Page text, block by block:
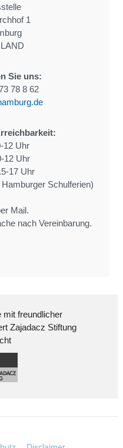
1
Sie uns:
78 8 62
12 Uhr
12 Uhr
17 Uhr
Schulferien)
Mail.
nach Vereinbarung.
mit freundlicher
Zajadacz Stiftung